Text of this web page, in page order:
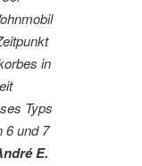
in
Typs
6 und 7
E.